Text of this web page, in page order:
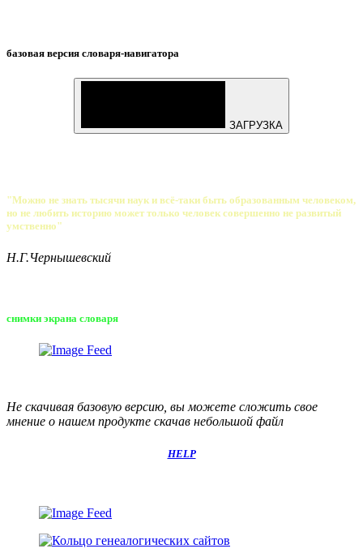
базовая версия словаря-навигатора
ЗАГРУЗКА
"Можно не знать тысячи наук и всё-таки быть образованным человеком,
но не любить историю может только человек совершенно не развитый
умственно"
Н.Г.Чернышевский
снимки экрана словаря
Не скачивая базовую версию, вы можете сложить свое
мнение о нашем продукте скачав небольшой файл
HELP